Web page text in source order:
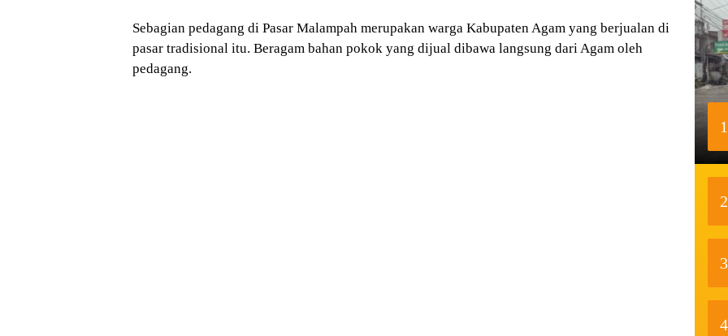
Sebagian pedagang di Pasar Malampah merupakan warga Kabupaten Agam yang berjualan di
pasar tradisional itu. Beragam bahan pokok yang dijual dibawa langsung dari Agam oleh
pedagang.
1
2
3
4